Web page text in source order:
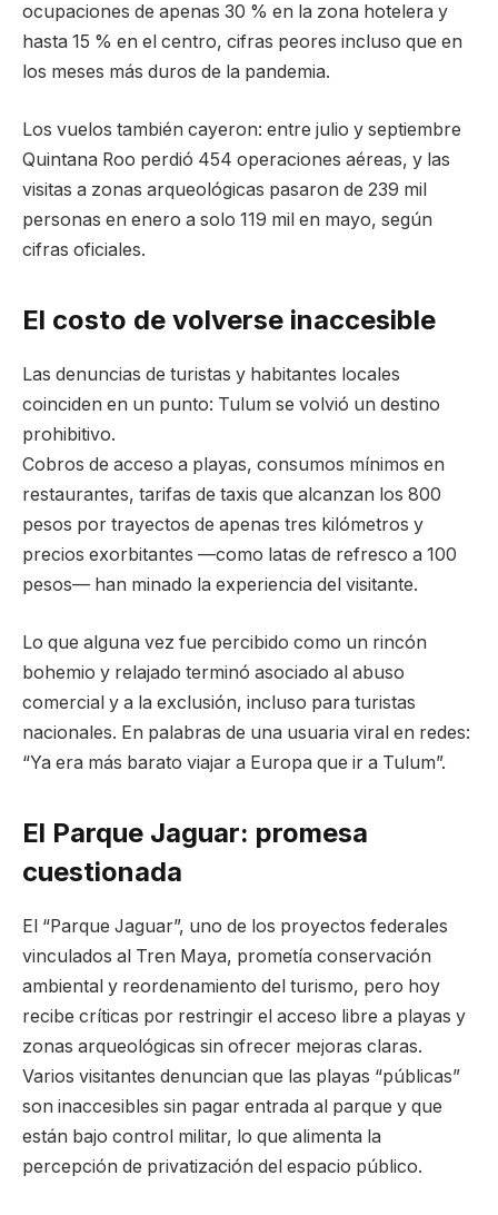
ocupaciones de apenas 30 % en la zona hotelera y
hasta 15 % en el centro, cifras peores incluso que en
los meses más duros de la pandemia.
Los vuelos también cayeron: entre julio y septiembre
Quintana Roo perdió 454 operaciones aéreas, y las
visitas a zonas arqueológicas pasaron de 239 mil
personas en enero a solo 119 mil en mayo, según
cifras oficiales.
El costo de volverse inaccesible
Las denuncias de turistas y habitantes locales
coinciden en un punto: Tulum se volvió un destino
prohibitivo.
Cobros de acceso a playas, consumos mínimos en
restaurantes, tarifas de taxis que alcanzan los 800
pesos por trayectos de apenas tres kilómetros y
precios exorbitantes —como latas de refresco a 100
pesos— han minado la experiencia del visitante.
Lo que alguna vez fue percibido como un rincón
bohemio y relajado terminó asociado al abuso
comercial y a la exclusión, incluso para turistas
nacionales. En palabras de una usuaria viral en redes:
“Ya era más barato viajar a Europa que ir a Tulum”.
El Parque Jaguar: promesa
cuestionada
El “Parque Jaguar”, uno de los proyectos federales
vinculados al Tren Maya, prometía conservación
ambiental y reordenamiento del turismo, pero hoy
recibe críticas por restringir el acceso libre a playas y
zonas arqueológicas sin ofrecer mejoras claras.
Varios visitantes denuncian que las playas “públicas”
son inaccesibles sin pagar entrada al parque y que
están bajo control militar, lo que alimenta la
percepción de privatización del espacio público.